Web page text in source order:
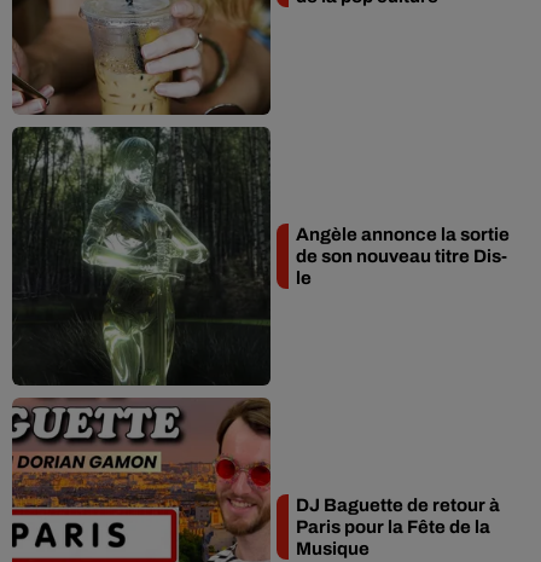
Angèle annonce la sortie
de son nouveau titre Dis-
le
DJ Baguette de retour à
Paris pour la Fête de la
Musique